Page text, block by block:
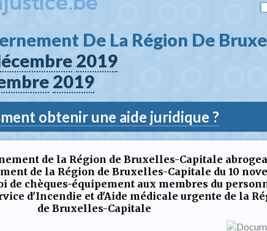
De La Région De
2019
2019
obtenir une aide juridique ?
de la Région de Bruxelles-Capitale
de la Région de Bruxelles-Capitale du 10
de chèques-équipement aux membres du
d'Incendie et d'Aide médicale urgente de la
de Bruxelles-Capitale